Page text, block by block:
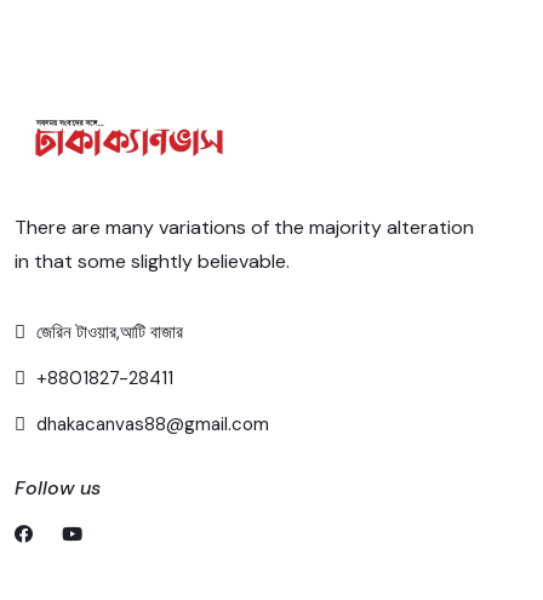
There are many variations of the majority alteration
in that some slightly believable.
জেরিন টাওয়ার,আটি বাজার
+8801827-28411
dhakacanvas88@gmail.com
Follow us